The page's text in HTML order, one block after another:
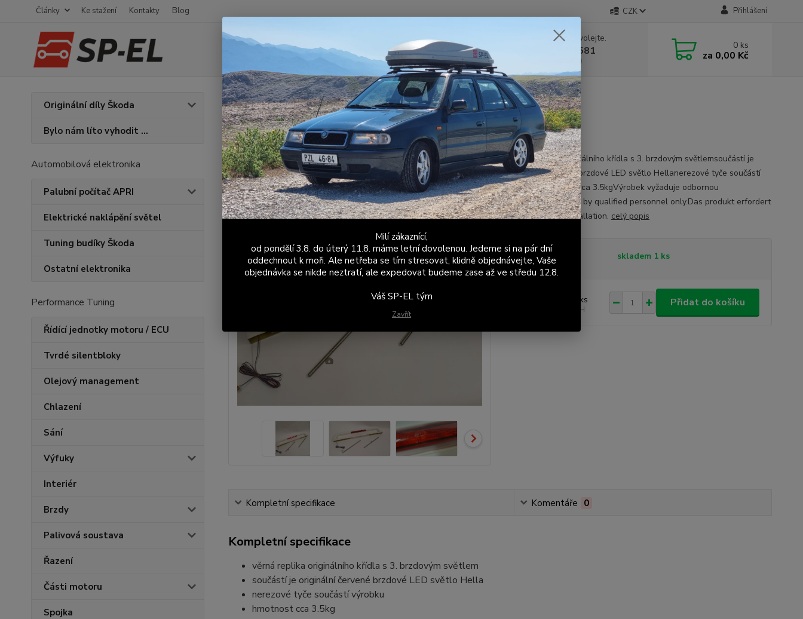
Články Ke stažení Kontakty Blog CZK Přihlášení
Hledat
Nevíte si rady? Zavolejte.
+420 603 411 581
Po - Pá 9:00 - 17:00
0 ks
za 0,00 Kč
Originální díly Škoda
Bylo nám líto vyhodit ...
Automobilová elektronika
Palubní počítač APRI
Elektrické naklápění světel
Tuning budíky Škoda
Ostatní elektronika
Performance Tuning
Řídící jednotky motoru / ECU
Tvrdé silentbloky
Olejový management
Chlazení
Sání
Výfuky
Interiér
Brzdy
Palivová soustava
Řazení
Části motoru
Spojka
Úvod Karoserie Křídlo s 3. brzdovým světlem Felicia Fun
Křídlo s 3. brzdovým světlem Felicia Fun
věrná replika originálního křídla s 3. brzdovým světlemsoučástí je
originální červené brzdové LED světlo Hellanerezové tyče součástí
výrobkuhmotnost cca 3.5kgVýrobek vyžaduje odbornou
montáž.Installation by qualified personnel only.Das produkt erfordert
eine fachliche installation. celý popis
Dostupnost skladem 1 ks
ks
bez DPH
Přidat do košíku
Kompletní specifikace Komentáře 0
Kompletní specifikace
věrná replika originálního křídla s 3. brzdovým světlem
součástí je originální červené brzdové LED světlo Hella
nerezové tyče součástí výrobku
hmotnost cca 3.5kg
Milí zákaznící,
od pondělí 3.8. do úterý 11.8. máme letní dovolenou. Jedeme si na pár dní
oddechnout k moři. Ale netřeba se tím stresovat, klidně objednávejte, Vaše
objednávka se nikde neztratí, ale expedovat budeme zase až ve středu 12.8.
Váš SP-EL tým
Zavřít